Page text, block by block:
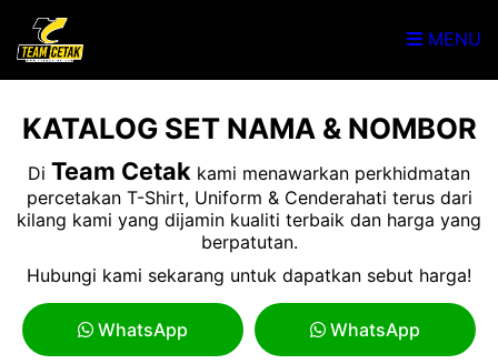
MENU
KATALOG SET NAMA & NOMBOR
Di Team Cetak kami menawarkan perkhidmatan
percetakan T-Shirt, Uniform & Cenderahati terus dari
kilang kami yang dijamin kualiti terbaik dan harga yang
berpatutan.
Hubungi kami sekarang untuk dapatkan sebut harga!
WhatsApp WhatsApp